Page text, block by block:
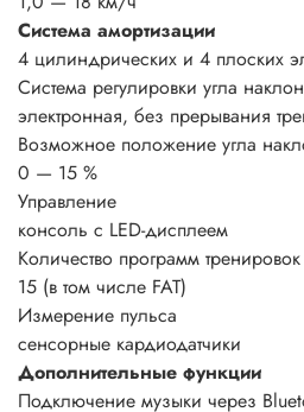
Система амортизации
4 цилиндрических и 4 плоских
Система регулировки угла
электронная, без прерывания
Возможное положение угла
0 — 15 %
Управление
консоль с LED-дисплеем
Количество программ тренировок
15 (в том числе FAT)
Измерение пульса
сенсорные кардиодатчики
Дополнительные функции
Подключение музыки через